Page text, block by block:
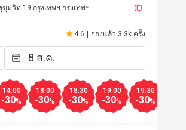
มวิท 19 กรุงเทพฯ กรุงเทพฯ
4.6 | จองแล้ว 3.3k ครั้ง
14:00
-30%
18:00
-30%
18:30
-30%
19:00
-30%
19:30
-30%